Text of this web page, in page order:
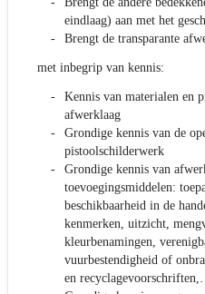
eindlaag) aan met het
Brengt de transparante
met inbegrip van kennis:
Kennis van materialen en
afwerklaag
Grondige kennis van de
pistoolschilderwerk
Grondige kennis van
toevoegingsmiddelen:
beschikbaarheid in de
kenmerken, uitzicht,
kleurbenamingen,
vuurbestendigheid of
en